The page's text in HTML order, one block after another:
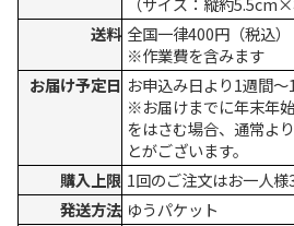
送料 全国一律400円（税込）
※作業費を含みます
お届け予定日 お申込み日より1週間
※お届けまでに年末年
をはさむ場合、通常よ
とがございます。
購入上限 1回のご注文はお一人様
発送方法 ゆうパケット